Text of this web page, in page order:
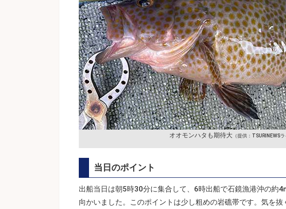
オオモンハタも期待大 （提供：TSURINEWS
当日のポイント
出船当日は朝5時30分に集合して、6時出船で石鏡漁港沖の約
向かいました。このポイントは少し粗めの岩礁帯です。気を